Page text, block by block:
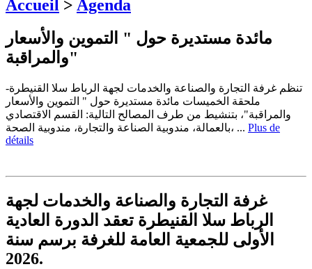
Accueil > Agenda
مائدة مستديرة حول " التموين والأسعار
والمراقبة"
تنظم غرفة التجارة والصناعة والخدمات لجهة الرباط سلا القنيطرة-
ملحقة الخميسات مائدة مستديرة حول " التموين والأسعار
والمراقبة"، بتنشيط من طرف المصالح التالية: القسم الاقتصادي
بالعمالة، مندوبية الصناعة والتجارة، مندوبية الصحة، ... Plus de
détails
غرفة التجارة والصناعة والخدمات لجهة
الرباط سلا القنيطرة تعقد الدورة العادية
الأولى للجمعية العامة للغرفة برسم سنة
2026.